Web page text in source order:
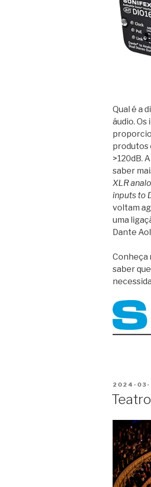
Qual é a
áudio.
produtos
>120dB.
saber
XLR
inputs to
voltam
uma
Dante
Conheça
saber
2024-03-